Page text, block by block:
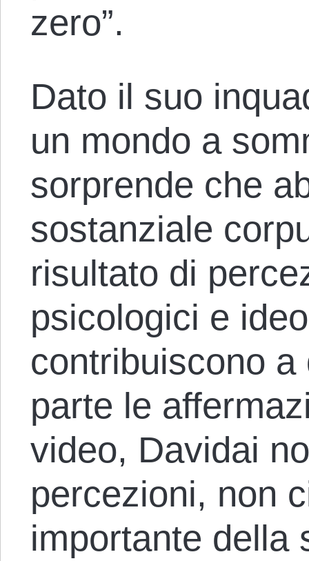
zero”.
Dato il suo
un mondo a
sorprende che
sostanziale
risultato di
psicologici e
contribuiscono
parte le
video, Davidai
percezioni, non
importante della